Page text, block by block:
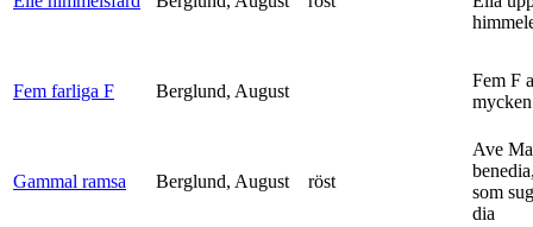
Fem farliga F Berglund, August
Fem F
Gammal ramsa Berglund, August röst
Ave
som
dia